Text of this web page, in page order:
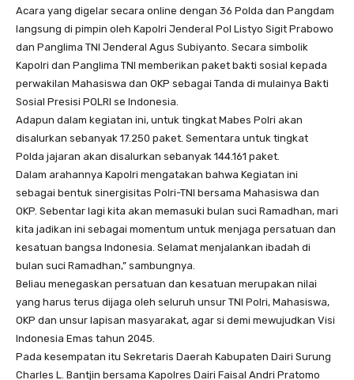
Acara yang digelar secara online dengan 36 Polda dan Pangdam
langsung di pimpin oleh Kapolri Jenderal Pol Listyo Sigit Prabowo
dan Panglima TNI Jenderal Agus Subiyanto. Secara simbolik
Kapolri dan Panglima TNI memberikan paket bakti sosial kepada
perwakilan Mahasiswa dan OKP sebagai Tanda di mulainya Bakti
Sosial Presisi POLRI se Indonesia.
Adapun dalam kegiatan ini, untuk tingkat Mabes Polri akan
disalurkan sebanyak 17.250 paket. Sementara untuk tingkat
Polda jajaran akan disalurkan sebanyak 144.161 paket.
Dalam arahannya Kapolri mengatakan bahwa Kegiatan ini
sebagai bentuk sinergisitas Polri-TNI bersama Mahasiswa dan
OKP. Sebentar lagi kita akan memasuki bulan suci Ramadhan, mari
kita jadikan ini sebagai momentum untuk menjaga persatuan dan
kesatuan bangsa Indonesia. Selamat menjalankan ibadah di
bulan suci Ramadhan,” sambungnya.
Beliau menegaskan persatuan dan kesatuan merupakan nilai
yang harus terus dijaga oleh seluruh unsur TNI Polri, Mahasiswa,
OKP dan unsur lapisan masyarakat, agar si demi mewujudkan Visi
Indonesia Emas tahun 2045.
Pada kesempatan itu Sekretaris Daerah Kabupaten Dairi Surung
Charles L. Bantjin bersama Kapolres Dairi Faisal Andri Pratomo